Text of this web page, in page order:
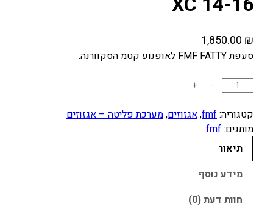
1,850.00 ₪
סעפת FMF FATTY לאופנוע קטמ הסקוורנה.
ו
ת
ל
−
+
קטגוריה:fmf
, אגזוזים, מערכת פליטה – אגזוזים
מותגים:fmf
תיאור
מידע נוסף
חוות דעת (0)